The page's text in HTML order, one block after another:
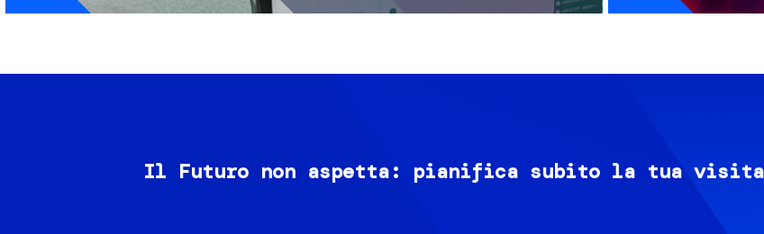
Il Futuro non aspetta: pianifica subito la tua visita